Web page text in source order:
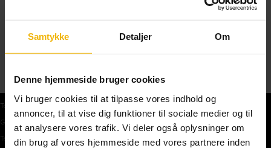
Samtykke Detaljer Om
Denne hjemmeside bruger cookies
Vi bruger cookies til at tilpasse vores indhold og
annoncer, til at vise dig funktioner til sociale medier og til
at analysere vores trafik. Vi deler også oplysninger om
din brug af vores hjemmeside med vores partnere inden
Teoriprøver
Gratis teoriprøve
Teoriprøver oversigt